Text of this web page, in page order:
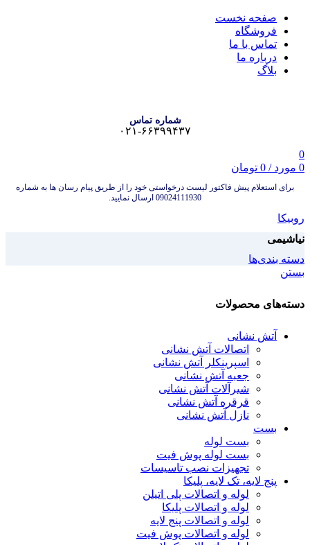
صفحه نخست
فروشگاه
تماس با ما
درباره ما
بلاگ
شماره تماس
۰۲۱-۶۶۳۹۹۴۳۷
0
0 مورد /
0 تومان
برای استعلام پیش فاکتور لیست درخواستی خود را از طریق پیام رسان ها به شماره
09024111930 ارسال نمایید.
روبیکا
نیاشیمی
دسته بندی‌ها
بستن
دسته‌های محصولات
آتش نشانی
اتصالات آتش نشانی
اسپرینکلر آتش نشانی
جعبه آتش نشانی
شیرآلات آتش نشانی
قرقره آتش نشانی
نازل آتش نشانی
بست
بست لوله
بست لوله پوش فیت
تجهیزات نصب تاسیسات
پنج لایه، تک لایه، پلیکا
لوله و اتصالات پلی اتیلن
لوله و اتصالات پلیکا
لوله و اتصالات پنج لایه
لوله و اتصالات پوش فیت